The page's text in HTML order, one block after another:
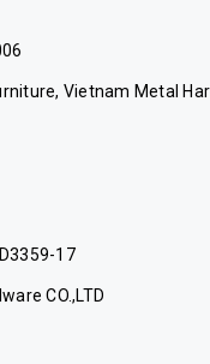
Vietnam Metal
17
CO.,LTD